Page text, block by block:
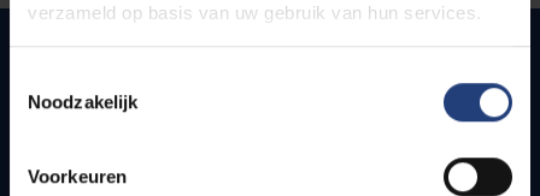
verzameld op basis van uw gebruik van hun services.
Noodzakelijk
Voorkeuren
Quick links